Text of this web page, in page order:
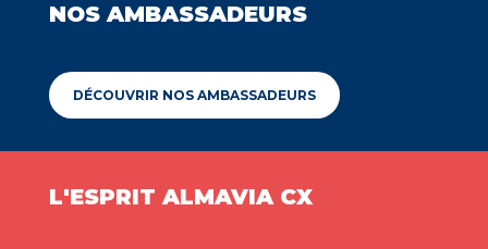
NOS AMBASSADEURS
DÉCOUVRIR NOS AMBASSADEURS
L'ESPRIT ALMAVIA CX